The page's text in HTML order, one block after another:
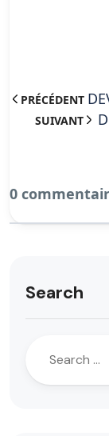
PRÉCÉDENT
SUIVANT
0
Search